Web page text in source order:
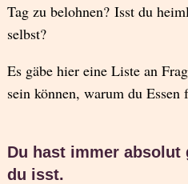
Tag zu belohnen? Isst du
selbst?
Es gäbe hier eine Liste an
sein können, warum du Essen
Du hast immer absolut
du isst.